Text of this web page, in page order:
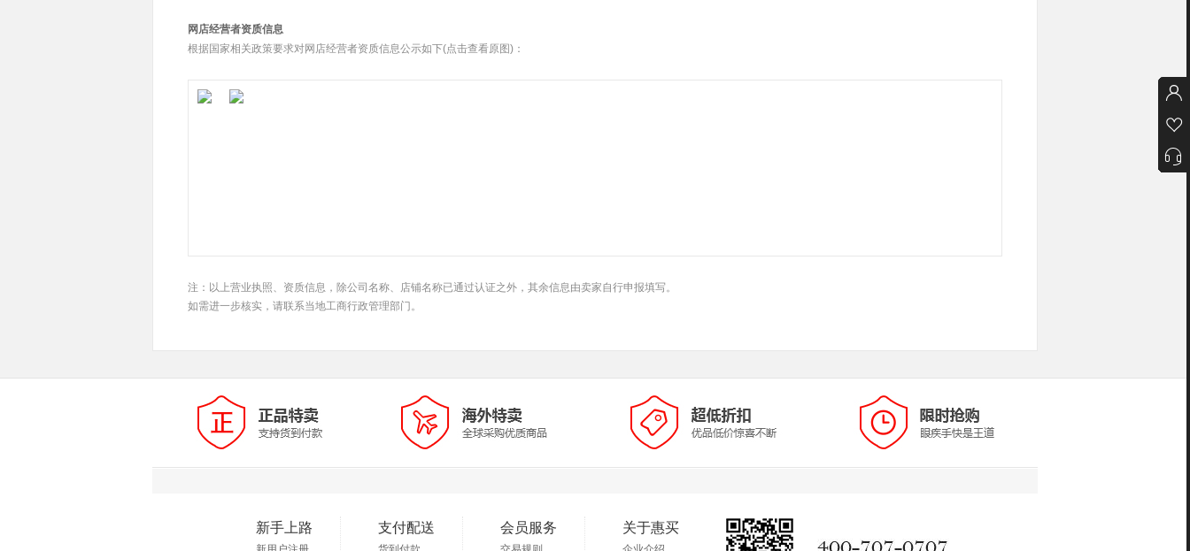
网店经营者资质信息
根据国家相关政策要求对网店经营者资质信息公示如下(点击查看原图)：
注：以上营业执照、资质信息，除公司名称、店铺名称已通过认证之外，其余信息由卖家自行申报填写。
如需进一步核实，请联系当地工商行政管理部门。
新手上路 支付配送 会员服务 关于惠买